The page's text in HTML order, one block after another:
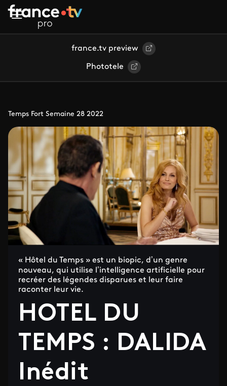
Aller au contenu principal
france.tv preview
Phototele
Temps Fort Semaine 28 2022
« Hôtel du Temps » est un biopic, d’un genre
nouveau, qui utilise l’intelligence artificielle pour
recréer des légendes disparues et leur faire
raconter leur vie.
HOTEL DU
TEMPS : DALIDA
Inédit